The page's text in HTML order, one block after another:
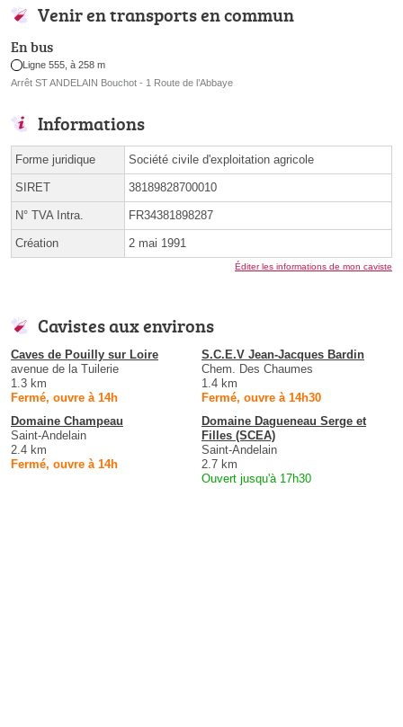
Venir en transports en commun
En bus
Ligne 555, à 258 m
Arrêt ST ANDELAIN Bouchot - 1 Route de l’Abbaye
Informations
Forme juridique Société civile d'exploitation agricole
SIRET 38189828700010
N° TVA Intra. FR34381898287
Création 2 mai 1991
Éditer les informations de mon caviste
Cavistes aux environs
Caves de Pouilly sur Loire
avenue de la Tuilerie
1.3 km
Fermé, ouvre à 14h
S.C.E.V Jean-Jacques Bardin
Chem. Des Chaumes
1.4 km
Fermé, ouvre à 14h30
Domaine Champeau
Saint-Andelain
2.4 km
Fermé, ouvre à 14h
Domaine Dagueneau Serge et
Filles (SCEA)
Saint-Andelain
2.7 km
Ouvert jusqu'à 17h30